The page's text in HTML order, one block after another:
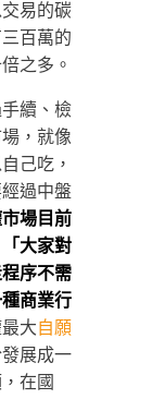
易的碳
百萬的
之多。
續、檢
，就像
己吃，
過中盤
場目前
大家對
序不需
商業行
大自願
展成一
在國